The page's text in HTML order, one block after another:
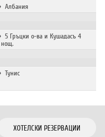
Албания
5 Гръцки о-ва и Кушадасъ 4
нощ.
Тунис
ХОТЕЛСКИ РЕЗЕРВАЦИИ